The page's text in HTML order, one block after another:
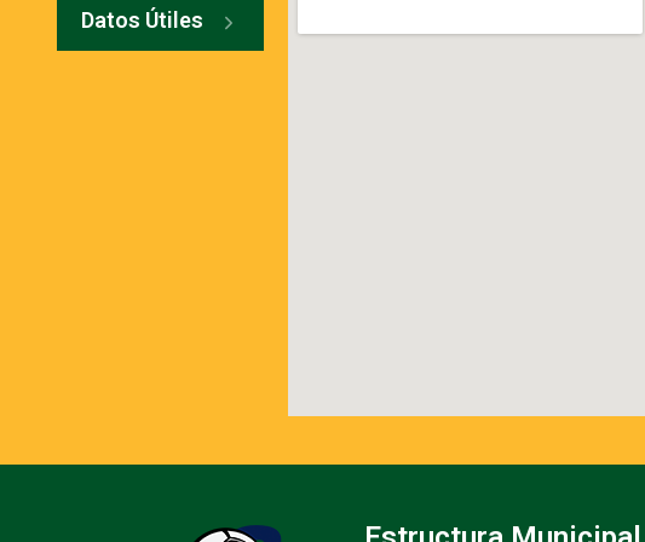
Datos Útiles